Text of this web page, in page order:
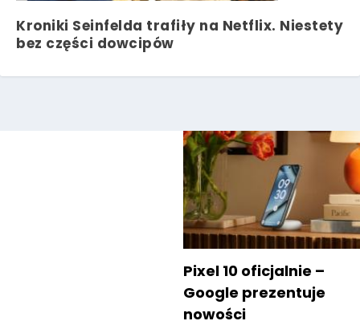
Kroniki Seinfelda trafiły na Netflix. Niestety
bez części dowcipów
Pixel 10 oficjalnie –
Google prezentuje
nowości